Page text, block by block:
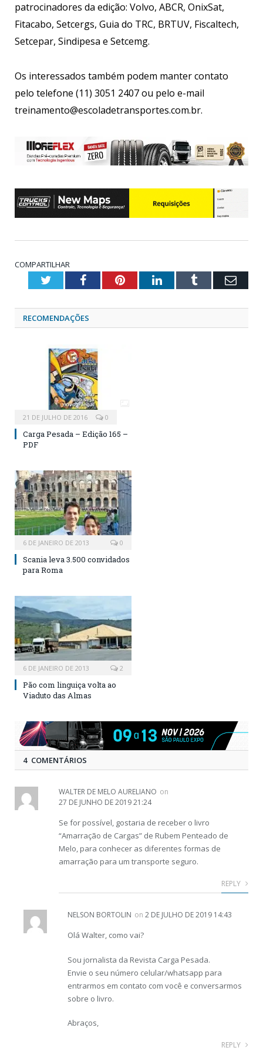
patrocinadores da edição: Volvo, ABCR, OnixSat,
Fitacabo, Setcergs, Guia do TRC, BRTUV, Fiscaltech,
Setcepar, Sindipesa e Setcemg.
Os interessados também podem manter contato
pelo telefone (11) 3051 2407 ou pelo e-mail
treinamento@escoladetransportes.com.br.
COMPARTILHAR
TwitterFacebookPinterestLinkedInTumblr
RECOMENDAÇÕES
21 DE JULHO DE 2016 0
Carga Pesada – Edição 165 –
PDF
6 DE JANEIRO DE 2013 0
Scania leva 3.500 convidados
para Roma
6 DE JANEIRO DE 2013 2
Pão com linguiça volta ao
Viaduto das Almas
4 COMENTÁRIOS
WALTER DE MELO AURELIANO on
27 DE JUNHO DE 2019 21:24
Se for possível, gostaria de receber o livro
“Amarração de Cargas” de Rubem Penteado de
Melo, para conhecer as diferentes formas de
amarração para um transporte seguro.
REPLY
NELSON BORTOLIN on 2 DE JULHO DE 2019 14:43
Olá Walter, como vai?
Sou jornalista da Revista Carga Pesada.
Envie o seu número celular/whatsapp para
entrarmos em contato com você e conversarmos
sobre o livro.
Abraços,
REPLY